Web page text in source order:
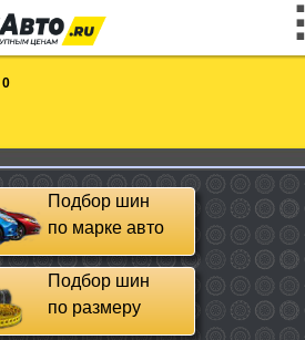
0
Подбор шин
по марке авто
Подбор шин
по размеру